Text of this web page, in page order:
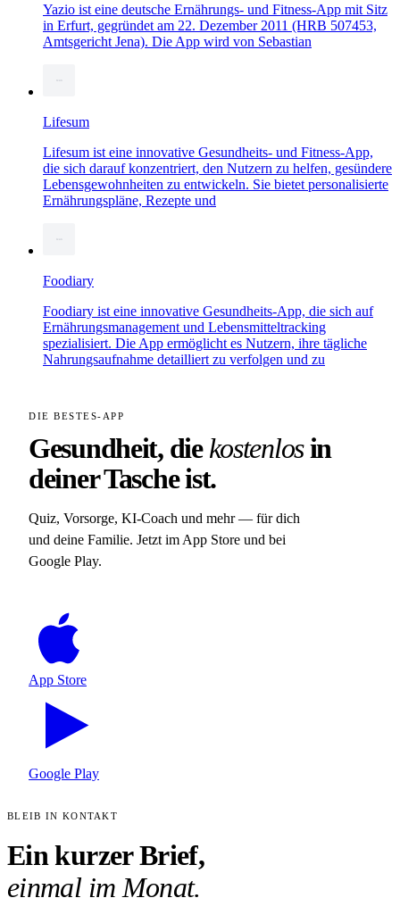
Yazio ist eine deutsche Ernährungs- und Fitness-App mit Sitz
in Erfurt, gegründet am 22. Dezember 2011 (HRB 507453,
Amtsgericht Jena). Die App wird von Sebastian
Lifesum
Lifesum ist eine innovative Gesundheits- und Fitness-App,
die sich darauf konzentriert, den Nutzern zu helfen, gesündere
Lebensgewohnheiten zu entwickeln. Sie bietet personalisierte
Ernährungspläne, Rezepte und
Foodiary
Foodiary ist eine innovative Gesundheits-App, die sich auf
Ernährungsmanagement und Lebensmitteltracking
spezialisiert. Die App ermöglicht es Nutzern, ihre tägliche
Nahrungsaufnahme detailliert zu verfolgen und zu
DIE BESTES-APP
Gesundheit, diekostenlosin
deiner Tasche ist.
Quiz, Vorsorge, KI-Coach und mehr — für dich
und deine Familie. Jetzt im App Store und bei
Google Play.
App Store
Google Play
BLEIB IN KONTAKT
Ein kurzer Brief,
einmal im Monat.